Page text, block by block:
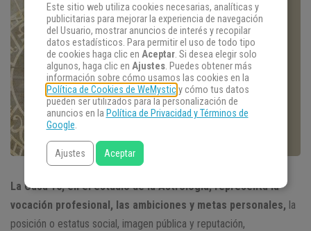
La Casa 10, en el estudio de la Astrología, representa la
vocación profesional, las ambiciones y metas personales, la
posición o estatus social, imagen pública y reputación,
Este sitio web utiliza cookies necesarias, analíticas y
publicitarias para mejorar la experiencia de navegación
del Usuario, mostrar anuncios de interés y recopilar
datos estadísticos. Para permitir el uso de todo tipo
de cookies haga clic en Aceptar. Si desea elegir solo
algunos, haga clic en Ajustes. Puedes obtener más
información sobre cómo usamos las cookies en la
Política de Cookies de WeMysticy cómo tus datos
pueden ser utilizados para la personalización de
anuncios en la Política de Privacidad y Términos de
Google.
Ajustes Aceptar